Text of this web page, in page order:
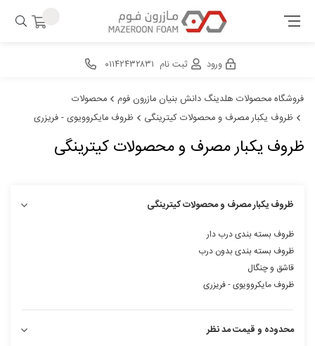
ورود ثبت نام ۰۱۱۴۲۴۳۲۸۳۱
فروشگاه محصولات هلدینگ دانش بنیان مازرون فوم
محصولات
ظروف یکبار مصرف و محصولات کیترینگی
ظروف مایکروویوی - فریزری
ظروف یکبار مصرف و محصولات کیترینگی
ظروف یکبار مصرف و محصولات کیترینگی
ظروف بسته بندی درب دار
ظروف بسته بندی بدون درب
قاشق و چنگال
ظروف مایکروویوی - فریزری
محدوده و قیمت مد نظر